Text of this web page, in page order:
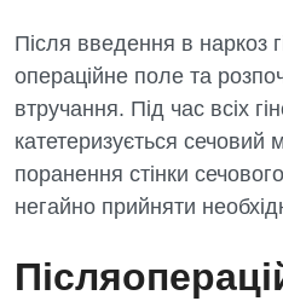
Дитяча кардіоревматологія
Дитяча неврологія
Дитяча ортопедія і
Дитяча оториноларингологія
Дитяча урологія
Після введення в наркоз
операційне поле та
втручання. Під час всіх
катетеризується сечовий
поранення стінки
негайно прийняти